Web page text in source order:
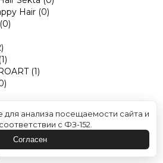
Hair (0)
(0)
(1)
(1)
анализа посещаемости сайта и
с ФЗ-152.
Согласен